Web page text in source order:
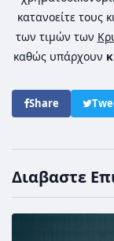
κατανοείτε τους
των τιμών των
καθώς υπάρχουν
Share
Διαβαστε